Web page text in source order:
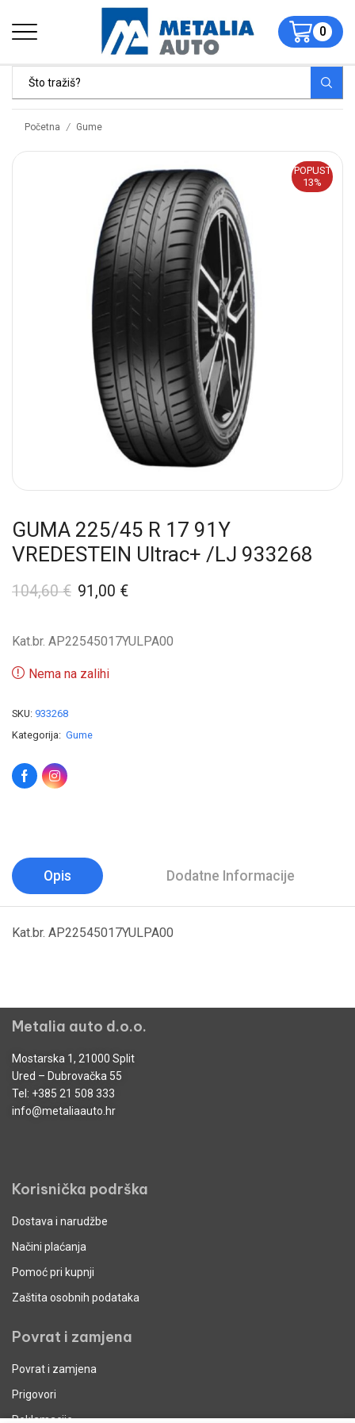
0
Početna / Gume
POPUST
13%
GUMA 225/45 R 17 91Y
VREDESTEIN Ultrac+ /LJ 933268
104,60€ 91,00 €
Kat.br. AP22545017YULPA00
Nema na zalihi
SKU: 933268
Kategorija: Gume
Opis Dodatne Informacije
Kat.br. AP22545017YULPA00
Metalia auto d.o.o.
Mostarska 1, 21000 Split
Ured – Dubrovačka 55
Tel: +385 21 508 333
info@metaliaauto.hr
Korisnička podrška
Dostava i narudžbe
Načini plaćanja
Pomoć pri kupnji
Zaštita osobnih podataka
Povrat i zamjena
Povrat i zamjena
Prigovori
Reklamacije